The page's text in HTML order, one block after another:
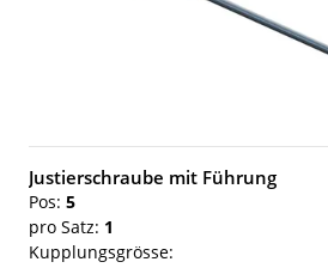
Justierschraube mit Führung
Pos: 5
pro Satz: 1
Kupplungsgrösse: